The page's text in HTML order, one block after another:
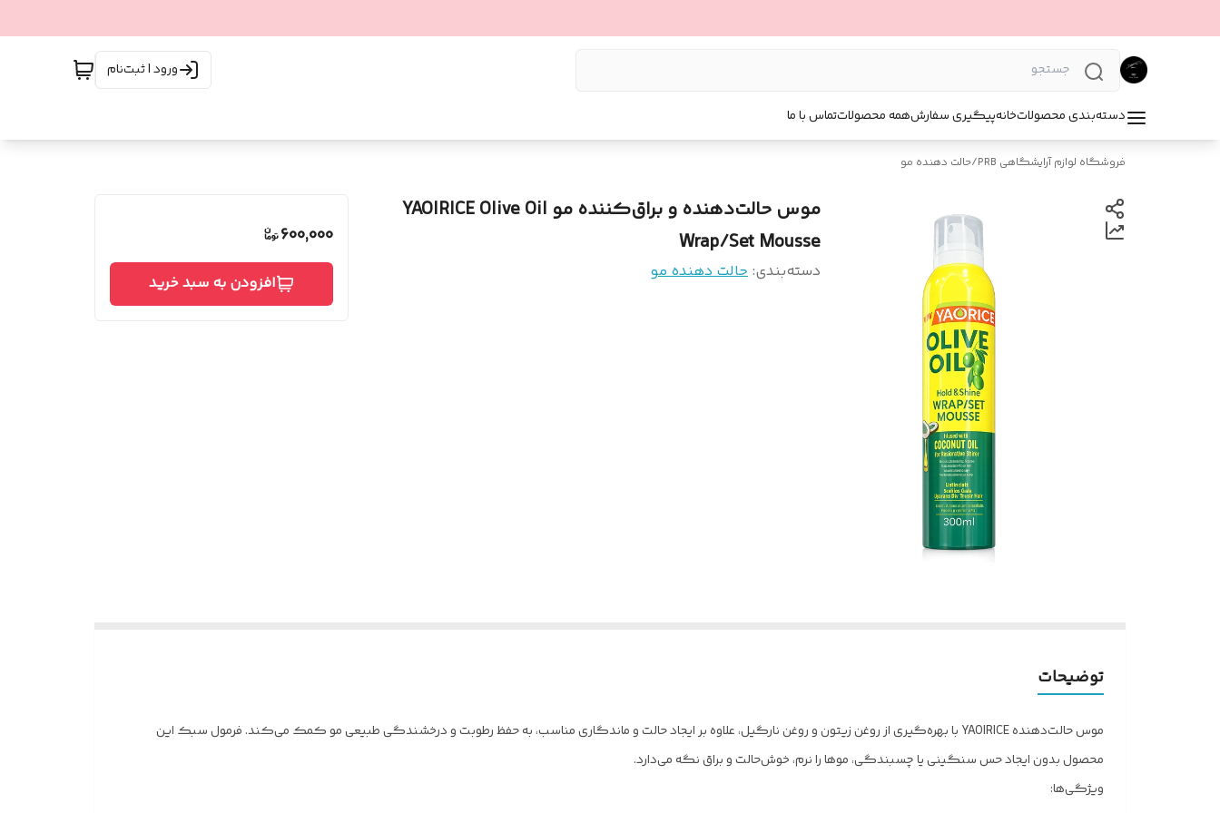
ورود | ثبت‌نام
دسته‌بندی محصولاتخانهپیگیری سفارشهمه محصولاتتماس با ما
فروشگاه لوازم آرایشگاهی PRB /حالت دهنده مو
موس حالت‌دهنده و براق‌کننده مو YAOIRICE Olive Oil
Wrap/Set Mousse
دسته‌بندی: حالت دهنده مو
600,000
افزودن به سبد خرید
توضیحات
موس حالت‌دهنده YAOIRICE با بهره‌گیری از روغن زیتون و روغن نارگیل، علاوه بر ایجاد حالت و ماندگاری مناسب، به حفظ رطوبت و درخشندگی طبیعی مو کمک می‌کند. فرمول سبک این
محصول بدون ایجاد حس سنگینی یا چسبندگی، موها را نرم، خوش‌حالت و براق نگه می‌دارد.
ویژگی‌ها: